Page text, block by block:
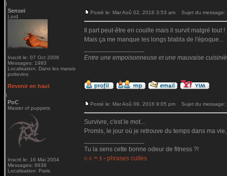
Sensei
Lord
Inscrit le: 07 Oct 2006
Messages: 1993
Localisation: Dans les marais
poitevins
Posté le: Mar Aoû 02, 2016 3:53 am Sujet du message:
Il part peut-être en couille mais il survit malgré tout !
Mais ça me manque les longs blabla de l'époque...
Entre une empoisonneuse et une mauvaise
Revenir en haut
PoC
Master of puppets
Inscrit le: 16 Mai 2004
Messages: 6636
Localisation: Paris
Posté le: Mar Aoû 09, 2016 9:05 pm Sujet du message:
Survivre, c'est le mot...
Promis, le jour où je retrouve du temps dans ma
Tu la sens cette bonne odeur de fitness ?!
© € ™ $ - phrases cultes